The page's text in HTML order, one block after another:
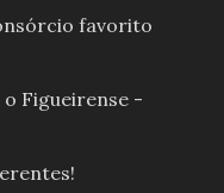
favorito
Figueirense -